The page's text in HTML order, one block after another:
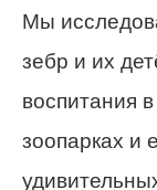
Мы
зебр и их
воспитания
зоопарках и